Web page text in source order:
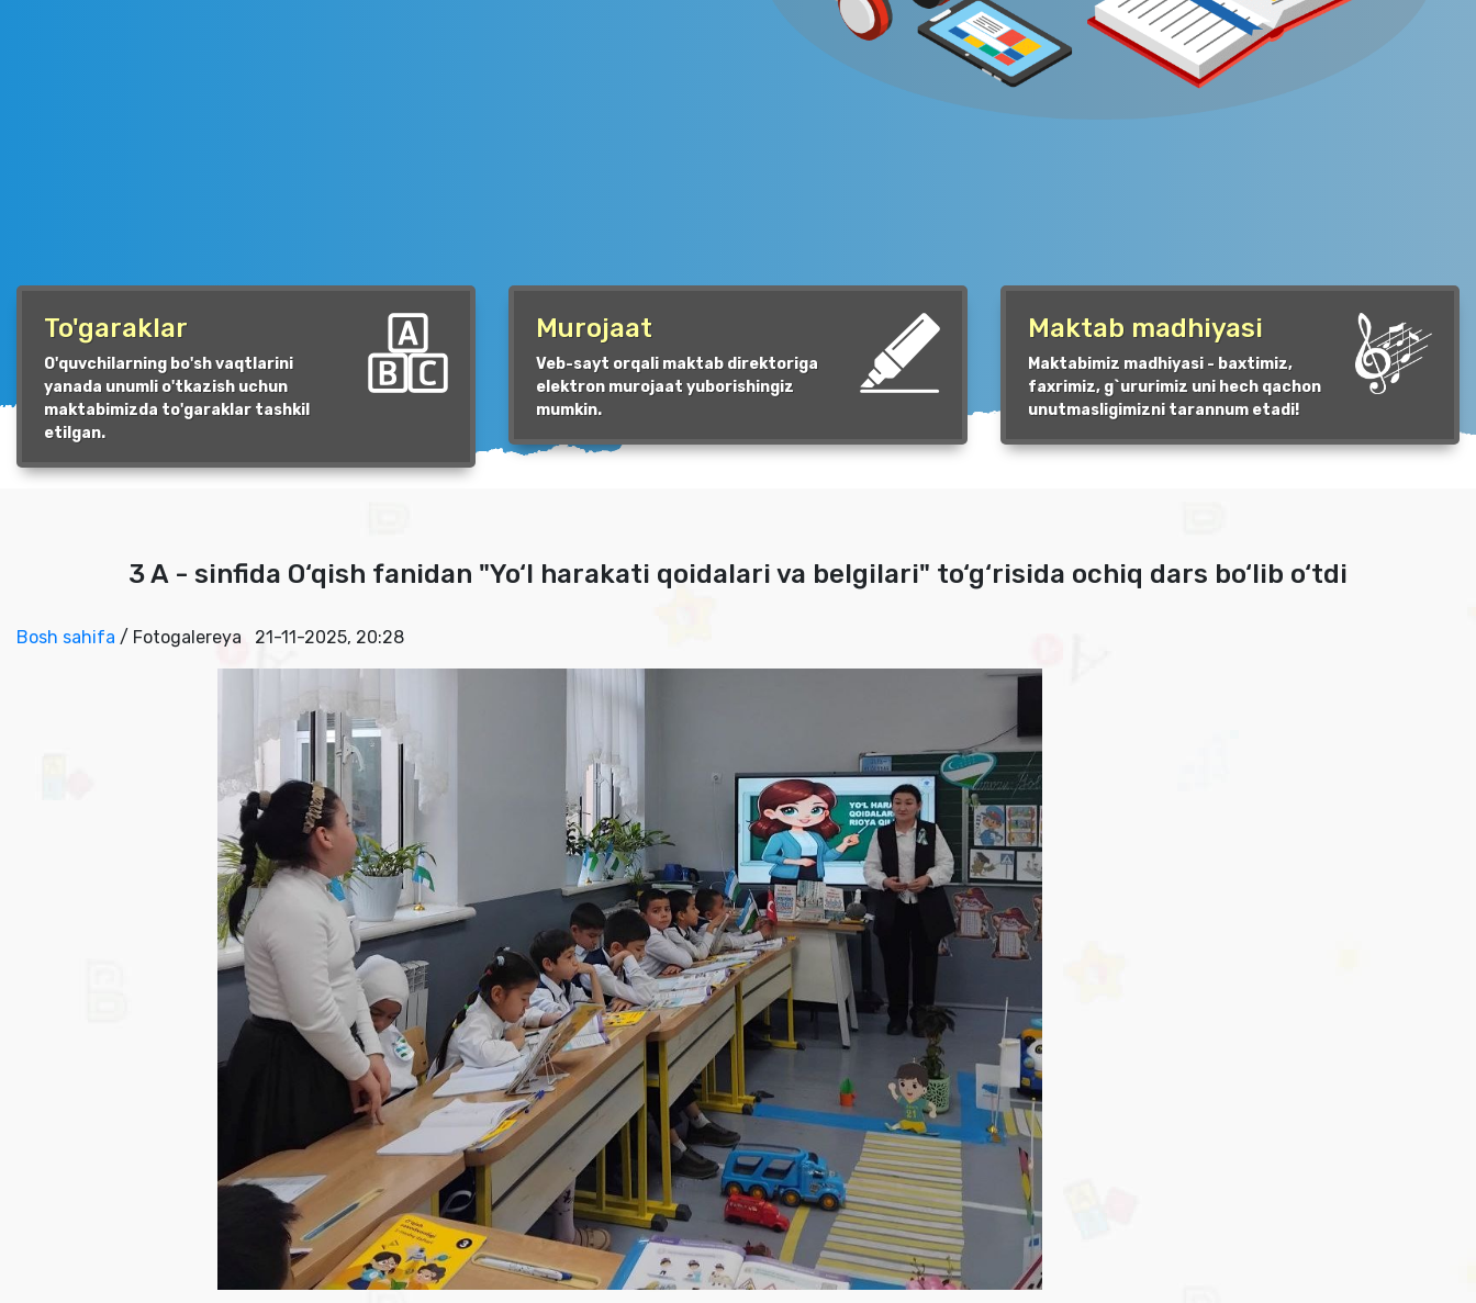
To'garaklar
O'quvchilarning bo'sh vaqtlarini
yanada unumli o'tkazish uchun
maktabimizda to'garaklar tashkil
etilgan.
Murojaat
Veb-sayt orqali maktab direktoriga
elektron murojaat yuborishingiz
mumkin.
Maktab madhiyasi
Maktabimiz madhiyasi - baxtimiz,
faxrimiz, g`ururimiz uni hech qachon
unutmasligimizni tarannum etadi!
3 A - sinfida O‘qish fanidan "Yo‘l harakati qoidalari va belgilari" to‘g‘risida ochiq dars bo‘lib o‘tdi
Bosh sahifa / Fotogalereya 21-11-2025, 20:28